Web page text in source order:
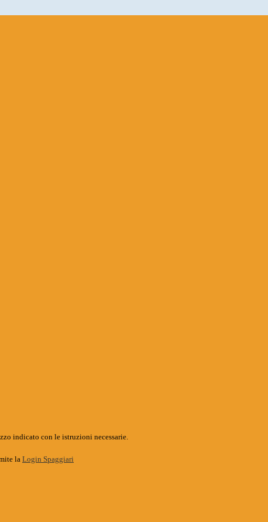
indicato con le istruzioni necessarie.
la Login Spaggiari